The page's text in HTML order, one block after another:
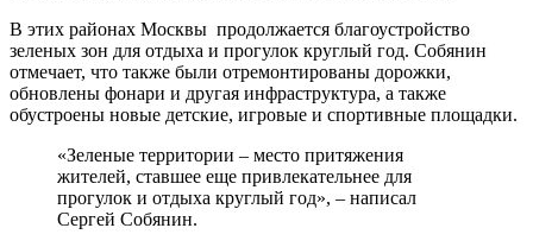
В этих районах Москвы продолжается благоустройство
зеленых зон для отдыха и прогулок круглый год. Собянин
отмечает, что также были отремонтированы дорожки,
обновлены фонари и другая инфраструктура, а также
обустроены новые детские, игровые и спортивные площадки.
«Зеленые территории – место притяжения
жителей, ставшее еще привлекательнее для
прогулок и отдыха круглый год», – написал
Сергей Собянин.